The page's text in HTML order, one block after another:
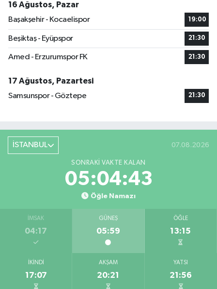
16 Ağustos, Pazar
Başakşehir - Kocaelispor
19:00
Beşiktaş - Eyüpspor 21:30
Amed - Erzurumspor FK 21:30
17 Ağustos, Pazartesi
Samsunspor - Göztepe
21:30
İSTANBUL 07.08.2026
SONRAKI VAKTE KALAN
05:04:42
Öğle Namazı
İMSAK
04:17
GÜNEŞ
05:59
ÖĞLE
13:15
İKINDI
17:07
AKŞAM
20:21
YATSI
21:56